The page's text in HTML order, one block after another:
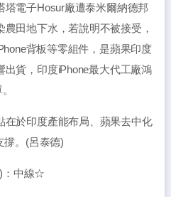
塔電子Hosur廠遭泰米爾納德邦
田地下水，若說明不被接受，
背板等零組件，是蘋果印度
貨，印度iPhone最大代工廠鴻
在於印度產能布局、蘋果去中化
撐。(呂泰德)
：中線☆